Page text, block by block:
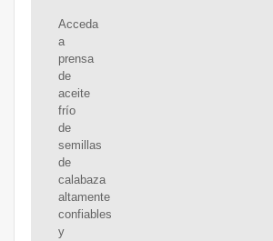
Acceda
a
prensa
de
aceite
frío
de
semillas
de
calabaza
altamente
confiables
y